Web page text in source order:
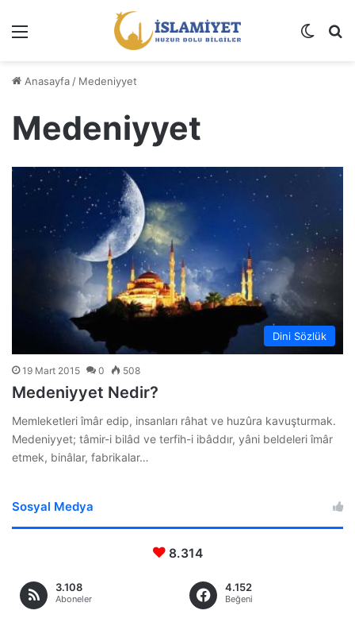
Dış
Anasayfa / Medeniyyet
Medeniyyet
Dini Sözlük
19 Mart 2015 0 508
Medeniyyet Nedir?
Memleketleri îmâr edip, insanları râhat ve huzûra kavuşturmak.
Medeniyyet; tâmir-i bilâd ve terfih-i ibâddır, yâni beldeleri îmâr
etmek, binâlar, fabrikalar…
Sosyal Medya
8.314
3.108
Aboneler
4.152
Beğeni